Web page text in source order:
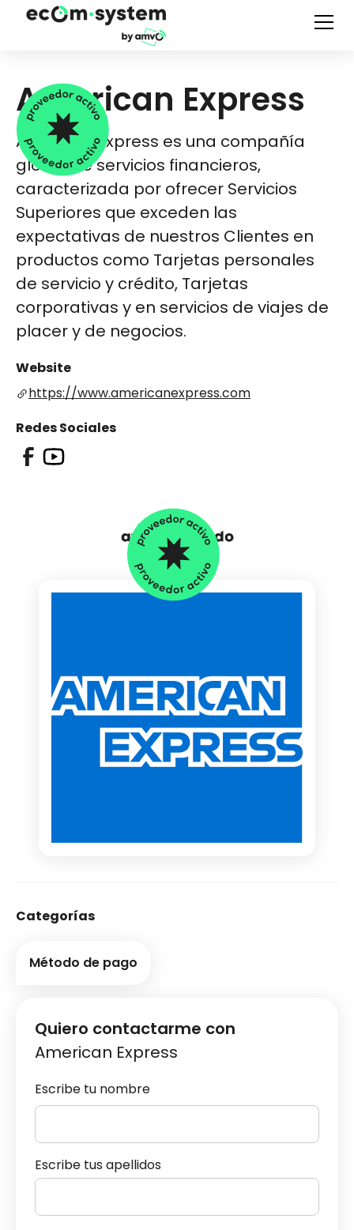
American Express
American Express es una compañía
global de servicios financieros,
caracterizada por ofrecer Servicios
Superiores que exceden las
expectativas de nuestros Clientes en
productos como Tarjetas personales
de servicio y crédito, Tarjetas
corporativas y en servicios de viajes de
placer y de negocios.
Website
https://www.americanexpress.com
Redes Sociales
Categorías
Método de pago
Quiero contactarme con
American Express
Escribe tu nombre
Escribe tus apellidos